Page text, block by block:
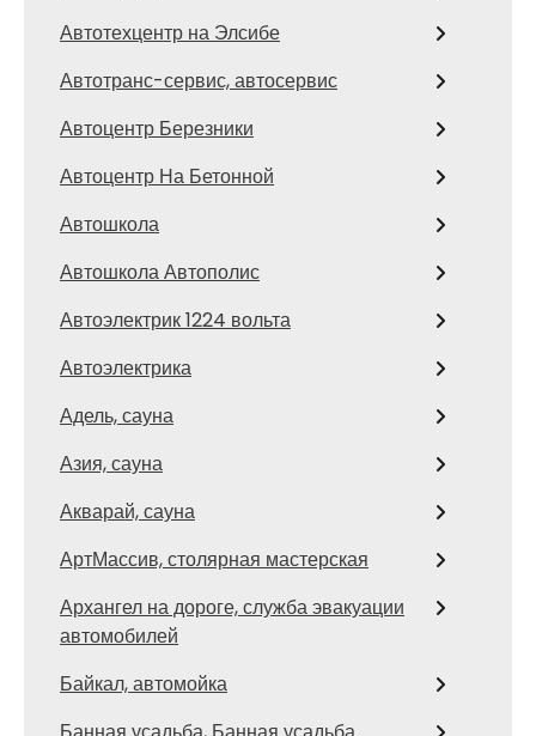
Автотехцентр на Элсибе
Автотранс-сервис, автосервис
Автоцентр Березники
Автоцентр На Бетонной
Автошкола
Автошкола Автополис
Автоэлектрик 1224 вольта
Автоэлектрика
Адель, сауна
Азия, сауна
Акварай, сауна
АртМассив, столярная мастерская
Архангел на дороге, служба эвакуации
автомобилей
Байкал, автомойка